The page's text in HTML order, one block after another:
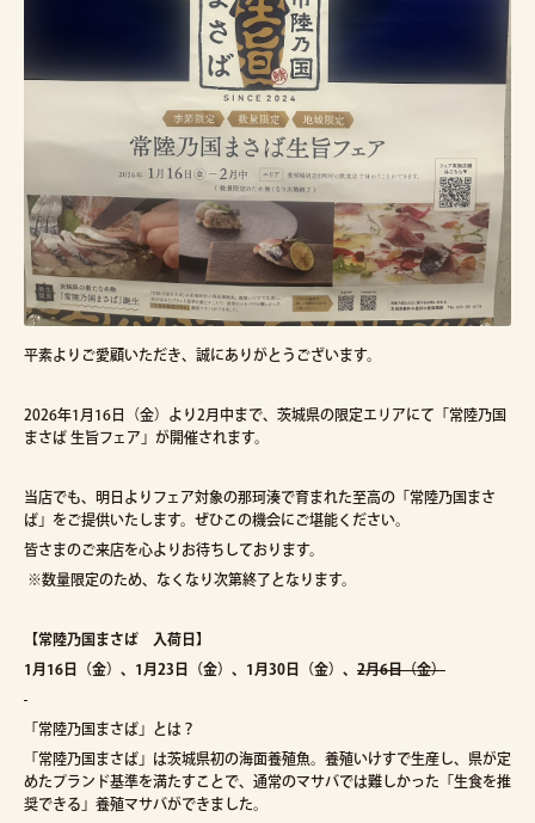
平素よりご愛顧いただき、誠にありがとうございます。
2026年1月16日（金）より2月中まで、茨城県の限定エリアにて「常陸乃国
まさば 生旨フェア」が開催されます。
当店でも、明日よりフェア対象の那珂湊で育まれた至高の「常陸乃国まさ
ば」をご提供いたします。ぜひこの機会にご堪能ください。
皆さまのご来店を心よりお待ちしております。
※数量限定のため、なくなり次第終了となります。
【常陸乃国まさば 入荷日】
1月16日（金）、1月23日（金）、1月30日（金）、 2月6日（金）
「常陸乃国まさば」とは？
「常陸乃国まさば」は茨城県初の海面養殖魚。養殖いけすで生産し、県が定
めたプランド基準を満たすことで、通常のマサバでは難しかった「生食を推
奨できる」養殖マサバができました。